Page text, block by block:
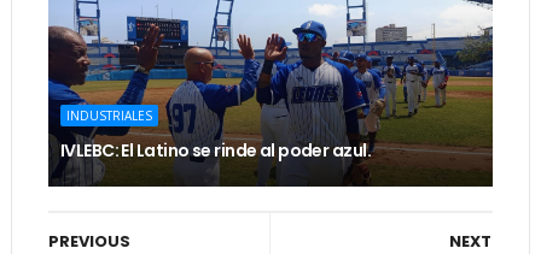
INDUSTRIALES
IVLEBC: El Latino se rinde al poder azul.
NEXT
PREVIOUS